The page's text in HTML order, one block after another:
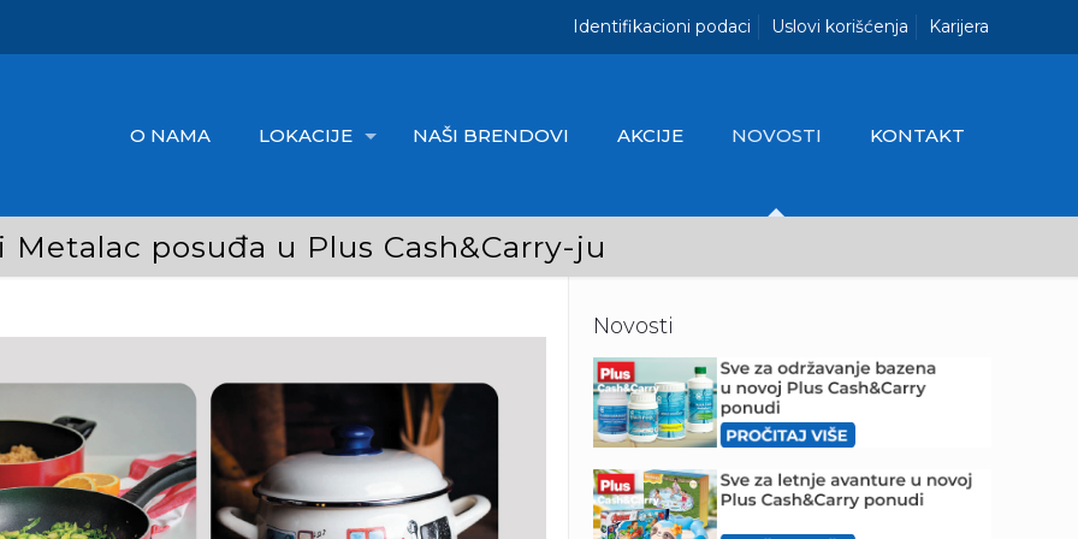
Identifikacioni podaci Uslovi korišćenja Karijera
O NAMA LOKACIJE NAŠI BRENDOVI AKCIJE NOVOSTI KONTAKT
Metalac posuđa u Plus Cash&Carry-ju
Novosti